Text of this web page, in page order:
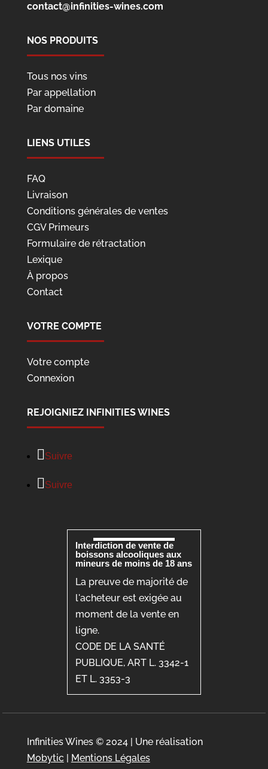
contact@infinities-wines.com
NOS PRODUITS
Tous nos vins
Par appellation
Par domaine
LIENS UTILES
FAQ
Livraison
Conditions générales de ventes
CGV Primeurs
Formulaire de rétractation
Lexique
À propos
Contact
VOTRE COMPTE
Votre compte
Connexion
REJOIGNIEZ INFINITIES WINES
Suivre
Suivre
Interdiction de vente de
boissons alcooliques aux
mineurs de moins de 18 ans
La preuve de majorité de
l'acheteur est exigée au
moment de la vente en
ligne.
CODE DE LA SANTÉ
PUBLIQUE, ART L. 3342-1
ET L. 3353-3
Infinities Wines © 2024 | Une réalisation
Mobytic
Mentions Légales